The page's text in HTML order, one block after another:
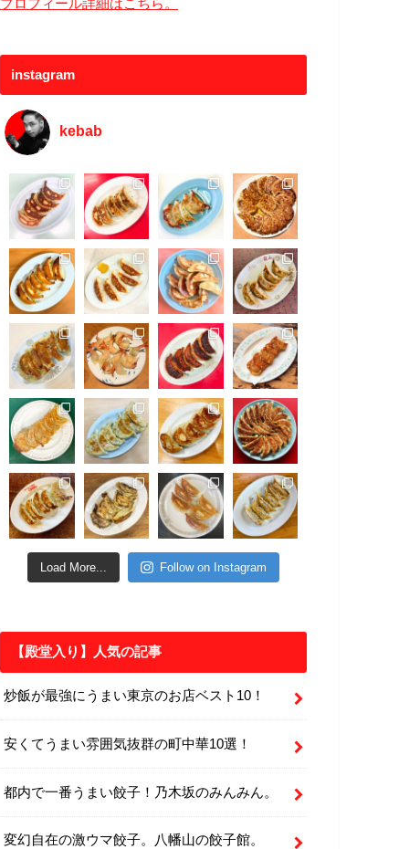
プロフィール詳細はこちら。
instagram
kebab
Load More... Follow on Instagram
【殿堂入り】人気の記事
炒飯が最強にうまい東京のお店ベスト10！
安くてうまい雰囲気抜群の町中華10選！
都内で一番うまい餃子！乃木坂のみんみん。
変幻自在の激ウマ餃子。八幡山の餃子館。